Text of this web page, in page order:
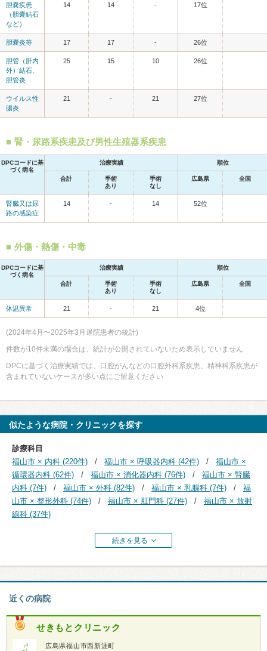
胆嚢疾患
（胆嚢結石
など）
14 14 - 17位
胆嚢炎等 17 17 - 26位
胆管（肝内
外）結石、
胆管炎
25 15 10 26位
ウイルス性
腸炎
21 - 21 27位
腎・尿路系疾患及び男性生殖器系疾患
DPCコードに基
づく病名
治療実績 順位
合計
手術
あり
手術
なし
広島県 全国
腎臓又は尿
路の感染症
14 - 14 52位
外傷・熱傷・中毒
DPCコードに基
づく病名
治療実績 順位
合計
手術
あり
手術
なし
広島県 全国
体温異常 21 - 21 4位
(2024年4月〜2025年3月退院患者の統計)
件数が10件未満の場合は、統計が公開されていないため表示していません
DPCに基づく治療実績では、口腔がんなどの口腔外科系疾患、精神科系疾患が
含まれていないケースが多い点にご留意ください
似たような病院・クリニックを探す
診療科目
福山市 × 内科 (220件)
福山市 × 呼吸器内科 (42件)
福山市 ×
循環器内科 (62件)
福山市 × 消化器内科 (76件)
福山市 × 腎臓
内科 (7件)
福山市 × 外科 (82件) 福山市 × 乳腺科 (7件)
福
山市 × 整形外科 (74件)
福山市 × 肛門科 (27件)
福山市 × 放射
線科 (37件)
続きを見る
近くの病院
せきもとクリニック
広島県福山市西新涯町